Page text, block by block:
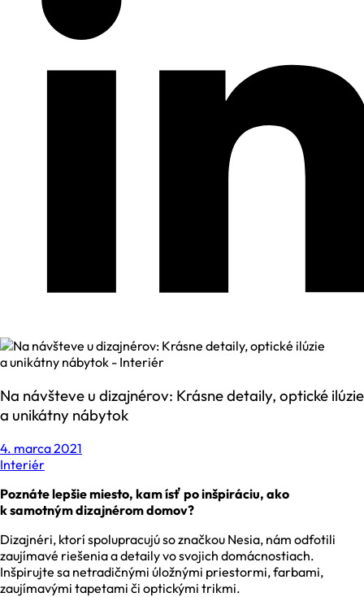
Na návšteve u dizajnérov: Krásne detaily, optické ilúzie
a unikátny nábytok
4. marca 2021
Interiér
Poznáte lepšie miesto, kam ísť po inšpiráciu, ako
k samotným dizajnérom domov?
Dizajnéri, ktorí spolupracujú so značkou Nesia, nám odfotili
zaujímavé riešenia a detaily vo svojich domácnostiach.
Inšpirujte sa netradičnými úložnými priestormi, farbami,
zaujímavými tapetami či optickými trikmi.